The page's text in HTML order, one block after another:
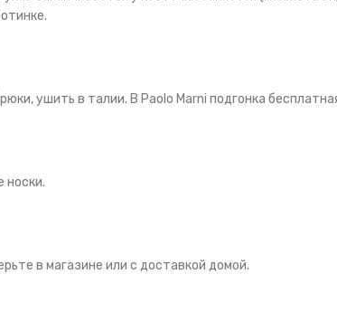
ушить в талии. В Paolo Marni подгонка
носки.
в магазине или с доставкой домой.